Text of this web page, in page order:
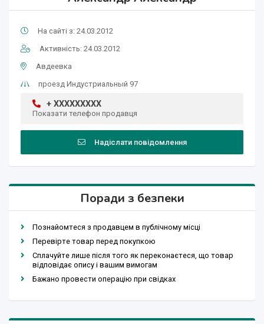
На сайті з: 24.03.2012
Активність: 24.03.2012
Авдеевка
проезд Индустриальный 97
+ XXXXXXXXX
Показати телефон продавця
Надіслати повідомлення
Поради з безпеки
Познайомтеся з продавцем в публічному місці
Перевірте товар перед покупкою
Сплачуйте лише після того як переконаєтеся, що товар
відповідає опису і вашим вимогам
Бажано провести операцію при свідках